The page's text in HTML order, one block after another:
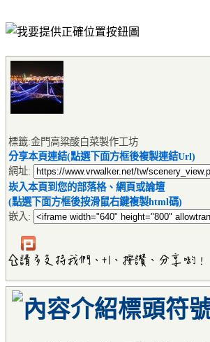
標籤:金門高粱酸白菜製作工坊
分享本頁連結(點選下面方框後複製連結Url)
網址:
崁入本頁到您的部落格、網頁或論壇
(點選下面方框後按滑鼠右鍵複製html碼)
嵌入: